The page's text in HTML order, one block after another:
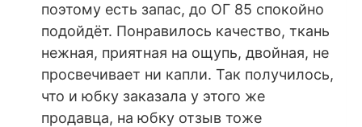
поэтому есть запас, до ОГ 85 спокойно
подойдёт. Понравилось качество, ткань
нежная, приятная на ощупь, двойная, не
просвечивает ни капли. Так получилось,
что и юбку заказала у этого же
продавца, на юбку отзыв тоже